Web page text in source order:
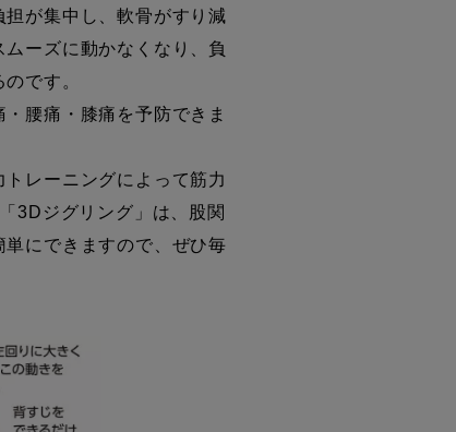
が集中し、軟骨がすり減
ーズに動かなくなり、負
です。
腰痛・膝痛を予防できま
レーニングによって筋力
3Dジグリング」は、股関
にできますので、ぜひ毎